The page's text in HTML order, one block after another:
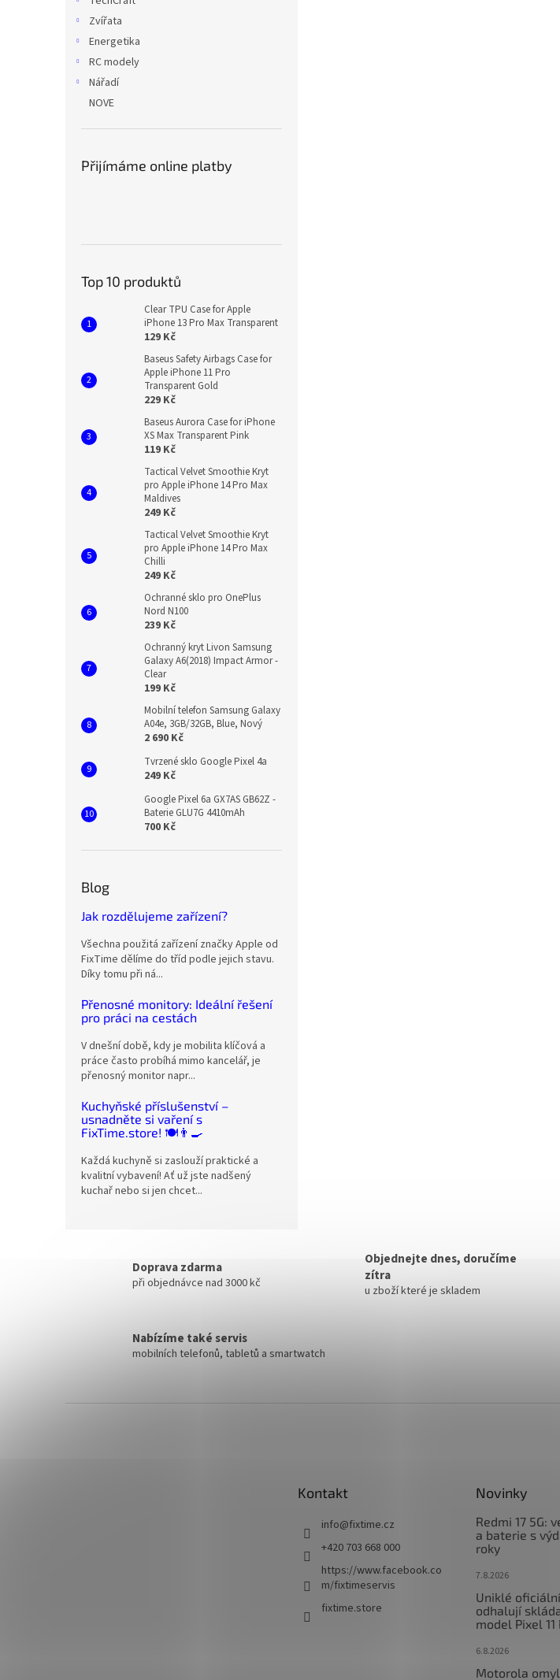
Zvířata
Energetika
RC modely
Nářadí
NOVE
Přijímáme online platby
Top 10 produktů
Clear TPU Case for Apple
iPhone 13 Pro Max Transparent
129 Kč
Baseus Safety Airbags Case for
Apple iPhone 11 Pro
Transparent Gold
229 Kč
Baseus Aurora Case for iPhone
XS Max Transparent Pink
119 Kč
Tactical Velvet Smoothie Kryt
pro Apple iPhone 14 Pro Max
Maldives
249 Kč
Tactical Velvet Smoothie Kryt
pro Apple iPhone 14 Pro Max
Chilli
249 Kč
Ochranné sklo pro OnePlus
Nord N100
239 Kč
Ochranný kryt Livon Samsung
Galaxy A6(2018) Impact Armor -
Clear
199 Kč
Mobilní telefon Samsung Galaxy
A04e, 3GB/32GB, Blue, Nový
2 690 Kč
Tvrzené sklo Google Pixel 4a
249 Kč
Google Pixel 6a GX7AS GB62Z -
Baterie GLU7G 4410mAh
700 Kč
Blog
Jak rozdělujeme zařízení?
Všechna použitá zařízení značky Apple od
FixTime dělíme do tříd podle jejich stavu.
Díky tomu při ná...
Přenosné monitory: Ideální řešení
pro práci na cestách
V dnešní době, kdy je mobilita klíčová a
práce často probíhá mimo kancelář, je
přenosný monitor napr...
Kuchyňské příslušenství –
usnadněte si vaření s
FixTime.store! 🍽️👨‍🍳
Každá kuchyně si zaslouží praktické a
kvalitní vybavení! Ať už jste nadšený
kuchař nebo si jen chcet...
Doprava zdarma
při objednávce nad 3000 kč
Objednejte dnes, doručíme
zítra
u zboží které je skladem
Nabízíme také servis
mobilních telefonů, tabletů a smartwatch
Kontakt
info@fixtime.cz
+420 703 668 000
https://www.facebook.co
m/fixtimeservis
fixtime.store
Novinky
Redmi 17 5G:
a baterie s
roky
7.8.2026
Uniklé
odhalují
model Pixel 11
6.8.2026
Motorola